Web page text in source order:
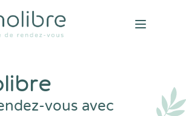
Open
vous avec